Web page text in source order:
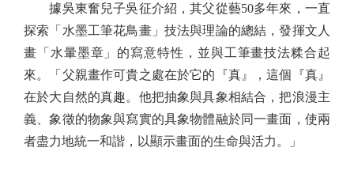
據吳東奮兒子吳征介紹，其父從藝50多年來，一直
探索「水墨工筆花鳥畫」技法與理論的總結，發揮文人
畫「水暈墨章」的寫意特性，並與工筆畫技法糅合起
來。「父親畫作可貴之處在於它的『真』，這個『真』
在於大自然的真趣。他把抽象與具象相結合，把浪漫主
義、象徵的物象與寫實的具象物體融於同一畫面，使兩
者盡力地統一和諧，以顯示畫面的生命與活力。」